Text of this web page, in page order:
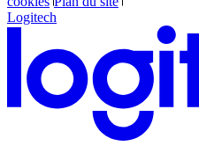
Logitech